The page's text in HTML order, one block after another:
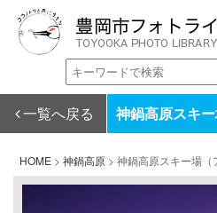
一覧へ戻る 神鍋高原スキー
HOME > 神鍋高原 > 神鍋高原スキー場（